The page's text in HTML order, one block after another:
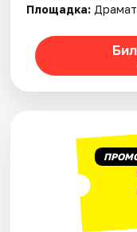
Рейтинги
Площадка: